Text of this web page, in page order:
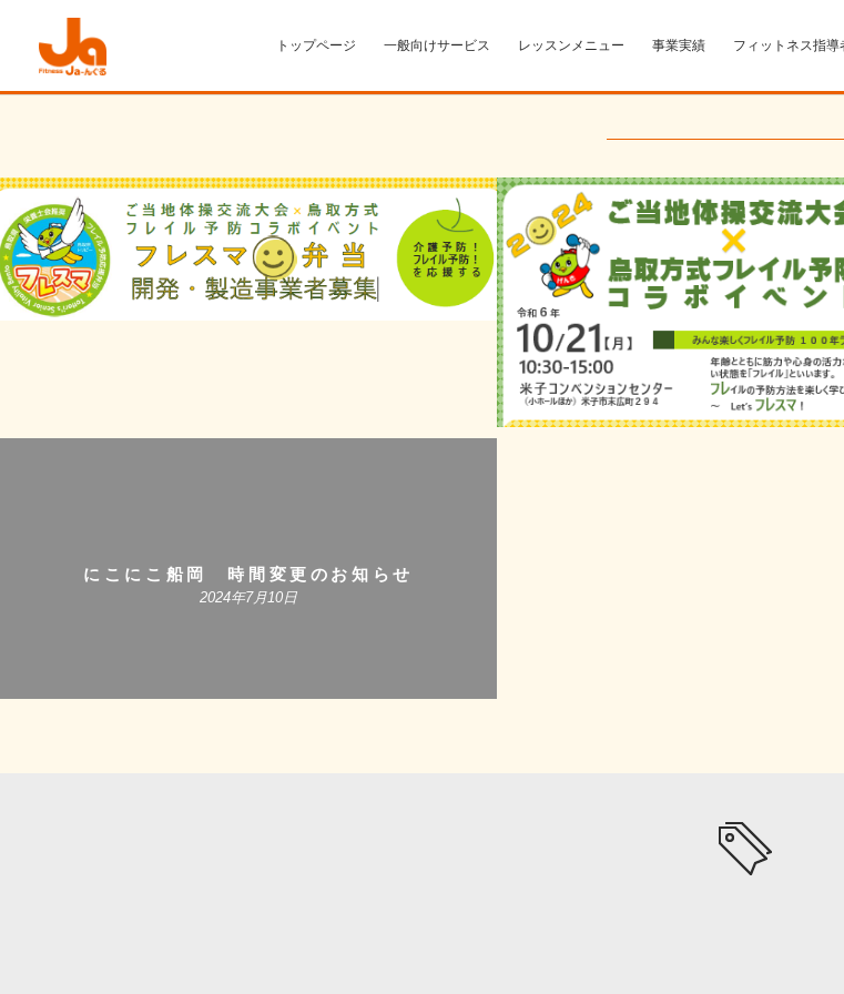
トップページ 一般向けサービス レッスンメニュー 事業実績 フィットネス指導
にこにこ船岡 時間変更のお知らせ
2024年7月10日